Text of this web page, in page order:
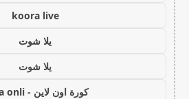
koora live
يلا شوت
يلا شوت
كورة اون لاين - kora onli